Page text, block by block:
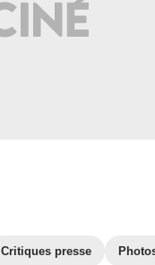
Critiques presse